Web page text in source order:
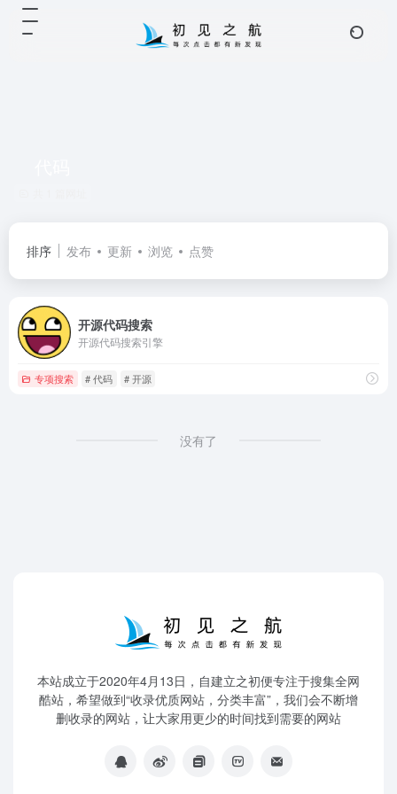
排序 发布 更新 浏览 点赞
开源代码搜索
开源代码搜索引擎
专项搜索 # 代码 # 开源
没有了
本站成立于2020年4月13日，自建立之初便专注于搜集全网
酷站，希望做到“收录优质网站，分类丰富”，我们会不断增
删收录的网站，让大家用更少的时间找到需要的网站